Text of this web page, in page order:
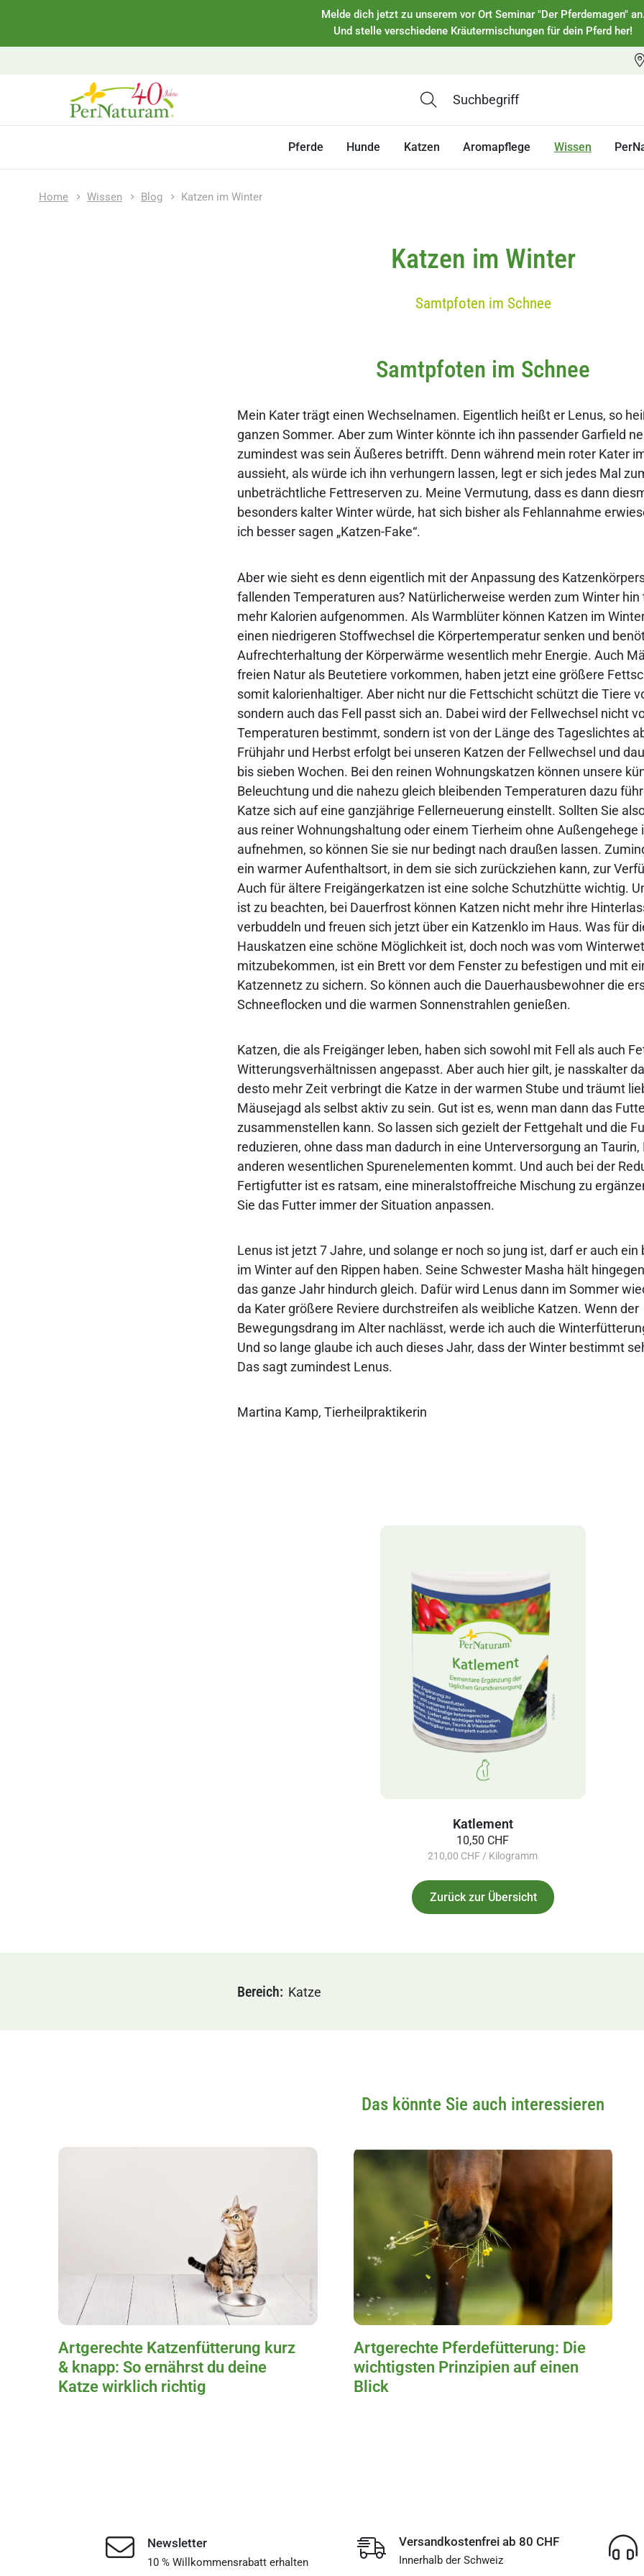
Melde dich jetzt zu unserem vor Ort Seminar "Der Pferdemagen"
Und stelle verschiedene Kräutermischungen für dein Pferd her!
Pferde Hunde Katzen Aromapflege Wissen
Home Wissen Blog Katzen im Winter
Katzen im Winter
Samtpfoten im Schnee
Samtpfoten im Schnee
Mein Kater trägt einen Wechselnamen. Eigentlich heißt er Lenus, so
ganzen Sommer. Aber zum Winter könnte ich ihn passender Garfield
zumindest was sein Äußeres betrifft. Denn während mein roter Kater
aussieht, als würde ich ihn verhungern lassen, legt er sich jedes Mal
unbeträchtliche Fettreserven zu. Meine Vermutung, dass es dann
besonders kalter Winter würde, hat sich bisher als Fehlannahme
ich besser sagen „Katzen-Fake“.
Aber wie sieht es denn eigentlich mit der Anpassung des
fallenden Temperaturen aus? Natürlicherweise werden zum Winter
mehr Kalorien aufgenommen. Als Warmblüter können Katzen im
einen niedrigeren Stoffwechsel die Körpertemperatur senken und
Aufrechterhaltung der Körperwärme wesentlich mehr Energie. Auch
freien Natur als Beutetiere vorkommen, haben jetzt eine größere
somit kalorienhaltiger. Aber nicht nur die Fettschicht schützt die Tiere
sondern auch das Fell passt sich an. Dabei wird der Fellwechsel nicht
Temperaturen bestimmt, sondern ist von der Länge des Tageslichtes
Frühjahr und Herbst erfolgt bei unseren Katzen der Fellwechsel und
bis sieben Wochen. Bei den reinen Wohnungskatzen können unsere
Beleuchtung und die nahezu gleich bleibenden Temperaturen dazu
Katze sich auf eine ganzjährige Fellerneuerung einstellt. Sollten Sie
aus reiner Wohnungshaltung oder einem Tierheim ohne Außengehege
aufnehmen, so können Sie sie nur bedingt nach draußen lassen.
ein warmer Aufenthaltsort, in dem sie sich zurückziehen kann, zur
Auch für ältere Freigängerkatzen ist eine solche Schutzhütte wichtig.
ist zu beachten, bei Dauerfrost können Katzen nicht mehr ihre
verbuddeln und freuen sich jetzt über ein Katzenklo im Haus. Was für
Hauskatzen eine schöne Möglichkeit ist, doch noch was vom
mitzubekommen, ist ein Brett vor dem Fenster zu befestigen und mit
Katzennetz zu sichern. So können auch die Dauerhausbewohner die
Schneeflocken und die warmen Sonnenstrahlen genießen.
Katzen, die als Freigänger leben, haben sich sowohl mit Fell als auch
Witterungsverhältnissen angepasst. Aber auch hier gilt, je nasskalter
desto mehr Zeit verbringt die Katze in der warmen Stube und träumt
Mäusejagd als selbst aktiv zu sein. Gut ist es, wenn man dann das
zusammenstellen kann. So lassen sich gezielt der Fettgehalt und die
reduzieren, ohne dass man dadurch in eine Unterversorgung an Taurin,
anderen wesentlichen Spurenelementen kommt. Und auch bei der
Fertigfutter ist es ratsam, eine mineralstoffreiche Mischung zu
Sie das Futter immer der Situation anpassen.
Lenus ist jetzt 7 Jahre, und solange er noch so jung ist, darf er auch ein
im Winter auf den Rippen haben. Seine Schwester Masha hält
das ganze Jahr hindurch gleich. Dafür wird Lenus dann im Sommer
da Kater größere Reviere durchstreifen als weibliche Katzen. Wenn der
Bewegungsdrang im Alter nachlässt, werde ich auch die
Und so lange glaube ich auch dieses Jahr, dass der Winter bestimmt
Das sagt zumindest Lenus.
Martina Kamp, Tierheilpraktikerin
Katlement
10,50 CHF
210,00 CHF / Kilogramm
Bereich Katze
Das könnte Sie auch interessieren
Artgerechte Katzenfütterung kurz
& knapp: So ernährst du deine
Katze wirklich richtig
Artgerechte Pferdefütterung: Die
wichtigsten Prinzipien auf einen
Blick
Zurück zur Übersicht
Newsletter
10 % Willkommensrabatt erhalten
Versandkostenfrei ab 80 CHF
Innerhalb der Schweiz